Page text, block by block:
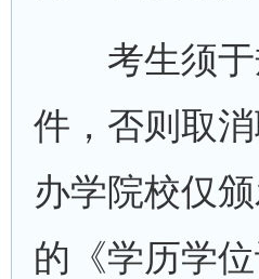
考生须于
件，否则取
办学院校仅
的《学历学位